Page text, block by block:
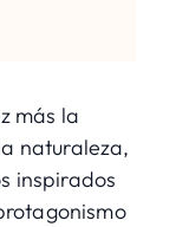
más la
naturaleza,
inspirados